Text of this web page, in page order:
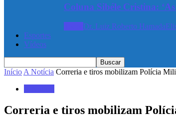
Coluna Sibéle Cristina:
Dr. Luiz Roberto Hamada
Esportes
Vídeos
Início A Notícia Correria e tiros mobilizam Polícia
Correria e tiros mobilizam